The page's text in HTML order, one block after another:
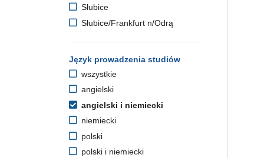
Słubice
Słubice/Frankfurt n/Odrą
Język prowadzenia studiów
wszystkie
angielski
angielski i niemiecki
niemiecki
polski
polski i niemiecki